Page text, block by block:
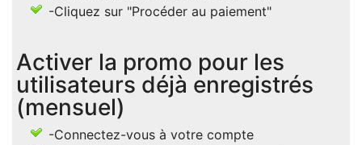
-Cliquez sur "Procéder au paiement"
Activer la promo pour les
utilisateurs déjà enregistrés
(mensuel)
-Connectez-vous à votre compte